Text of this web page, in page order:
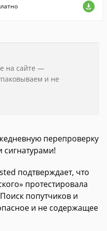
на сайте —
и не
перепроверку
подтверждает, что
протестировала
попутчиков и
и не содержащее